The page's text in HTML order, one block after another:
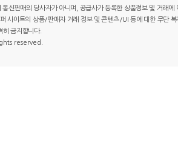
신판매의 당사자가 아니며, 공급사가 등록한 상품정보 및 거래
사이트의 상품/판매자 거래 정보 및 콘텐츠/UI 등에 대한 무단
히 금지합니다.
reserved.